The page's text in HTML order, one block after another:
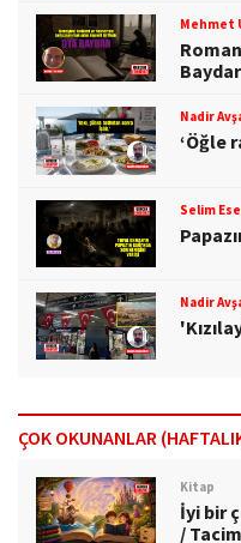
Mehmet
Baydar
Nadir
‘Öğle
Selim
Nadir
ÇOK OKUNANLAR
Kitap
İyi bir
/